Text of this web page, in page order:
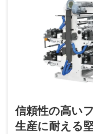
ニュース
よくあるご質問
信頼性の高い
生産に耐える